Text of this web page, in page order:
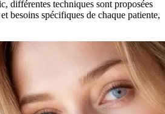
différentes techniques sont proposées
besoins spécifiques de chaque patiente,